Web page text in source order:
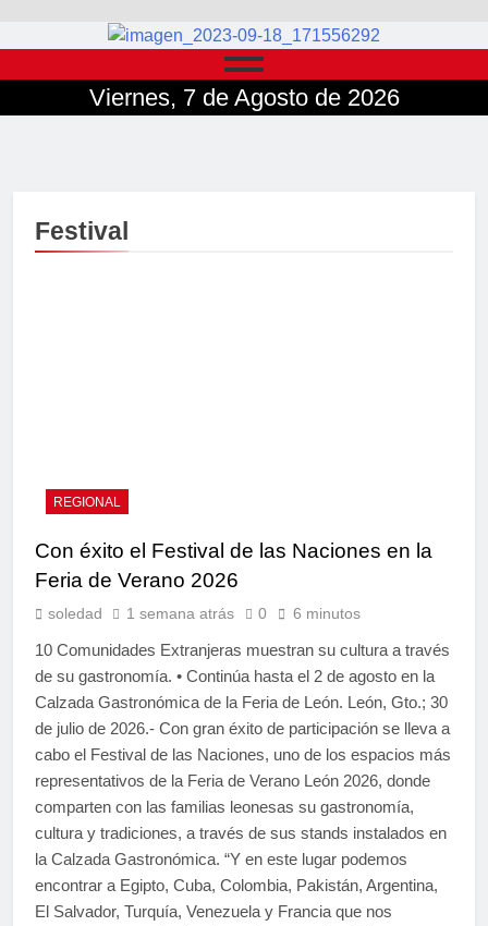
Viernes, 7 de Agosto de 2026
Festival
REGIONAL
Con éxito el Festival de las Naciones en la
Feria de Verano 2026
soledad 1 semana atrás 0 6 minutos
10 Comunidades Extranjeras muestran su cultura a través
de su gastronomía. • Continúa hasta el 2 de agosto en la
Calzada Gastronómica de la Feria de León. León, Gto.; 30
de julio de 2026.- Con gran éxito de participación se lleva a
cabo el Festival de las Naciones, uno de los espacios más
representativos de la Feria de Verano León 2026, donde
comparten con las familias leonesas su gastronomía,
cultura y tradiciones, a través de sus stands instalados en
la Calzada Gastronómica. “Y en este lugar podemos
encontrar a Egipto, Cuba, Colombia, Pakistán, Argentina,
El Salvador, Turquía, Venezuela y Francia que nos